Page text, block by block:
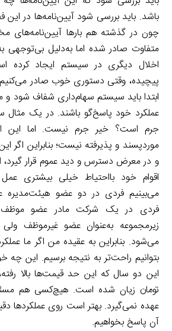
باشد. باید بررسی شود آیین‌نامه‌ها در
چون در گذشته هم بارها آیین‌نامه‌های
متفاوت صادر شده اما به‌دلیل بی‌توجهی
اخلال دیگری در سیستم ایجاد کرده
پیچیده، وقتی دستوری خوب صادر
ابتدا باید سیستم سهام‌داری شفاف شود و
عملکرد خود پاسخ‌گو باشند. در یک مثال
جرم است؟ خیر جرم نیست. اما این
موردپسند و پذیرفته نیست؛ بنابراین اگر
و در معرض دسترس و دید عموم قرار گیرد،
اقوام خود بااحتیاط خیلی بیشتری
می‌بینیم فردی در دو عضو
فردی در یک شرکت مادر عضو
زیرمجموعه به‌عنوان عضو غیرموظف
می‌شود. بنابراین به عقیده من اگر ما
بتوانیم راحت‌تر به نتیجه برسیم. این
تومان زیان شده است. هیچ‌کسی هم
عهده نمی‌گیرد. بهتر است روی عملکردها
آن پاسخ بخواهیم.